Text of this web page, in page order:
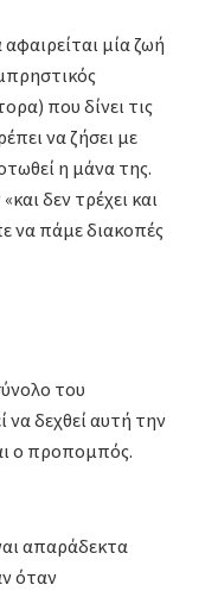
μία ζωή
που δίνει τις
να ζήσει με
η μάνα της.
δεν τρέχει και
να πάμε διακοπές
του
να δεχθεί αυτή την
ο προπομπός.
απαράδεκτα
όταν